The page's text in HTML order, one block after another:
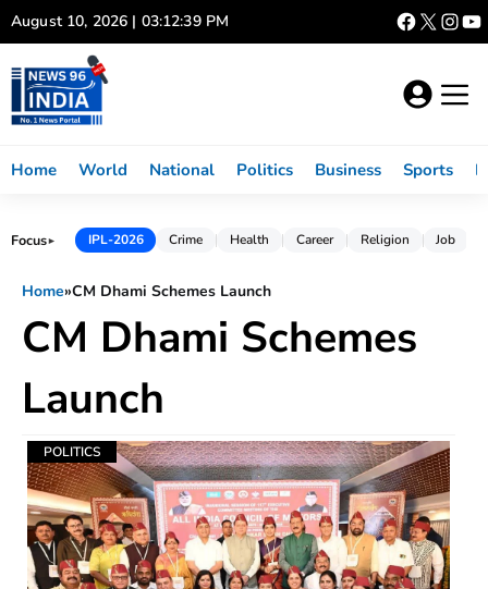
Skip
to
content
August 10, 2026 | 03:12:39 PM
Home World National Politics Business Sports
Focus► IPL-2026 Crime Health Career Religion Job
Home»CM Dhami Schemes Launch
CM Dhami Schemes
Launch
POLITICS